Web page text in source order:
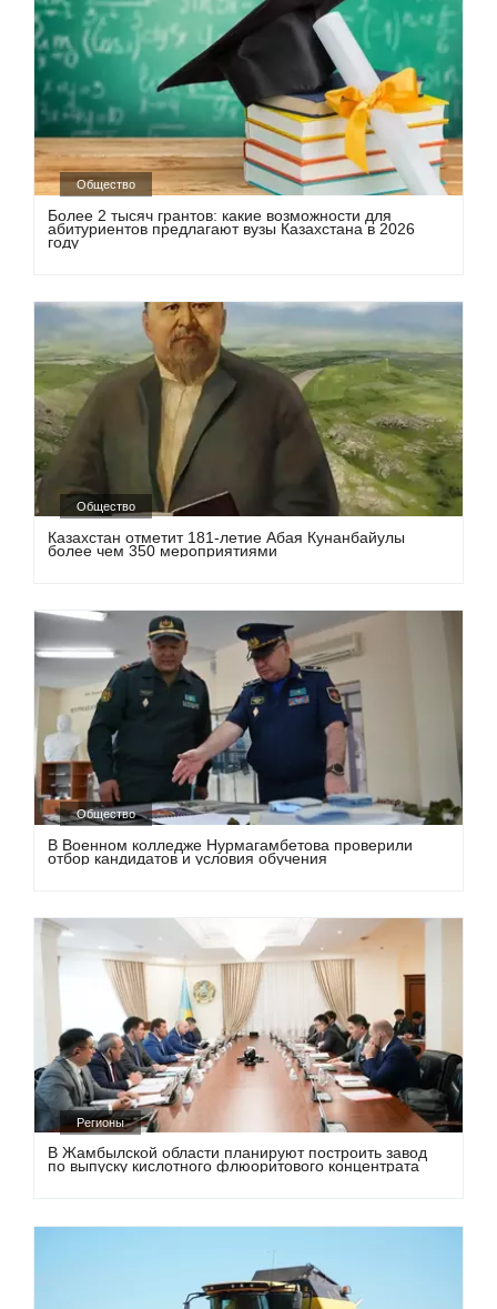
Общество
Более 2 тысяч грантов: какие возможности для
абитуриентов предлагают вузы Казахстана в 2026
году
Общество
Казахстан отметит 181-летие Абая Кунанбайулы
более чем 350 мероприятиями
Общество
В Военном колледже Нурмагамбетова проверили
отбор кандидатов и условия обучения
Регионы
В Жамбылской области планируют построить завод
по выпуску кислотного флюоритового концентрата